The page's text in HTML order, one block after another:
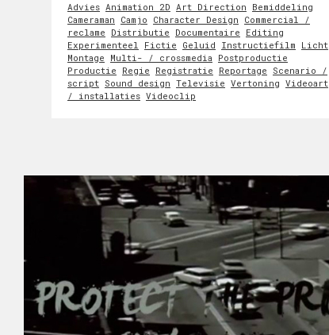
Advies Animation 2D Art Direction Bemiddeling
Cameraman Camjo Character Design Commercial /
reclame Distributie Documentaire Editing
Experimenteel Fictie Geluid Instructiefilm Licht
Montage Multi- / crossmedia Postproductie
Productie Regie Registratie Reportage Scenario /
script Sound design Televisie Vertoning Videoart
/ installaties Videoclip